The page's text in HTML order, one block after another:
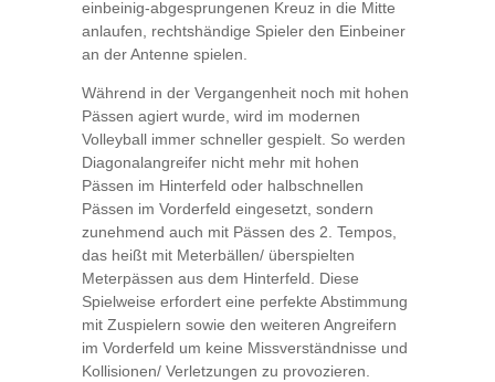
einbeinig-abgesprungenen Kreuz in die Mitte
anlaufen, rechtshändige Spieler den Einbeiner
an der Antenne spielen.
Während in der Vergangenheit noch mit hohen
Pässen agiert wurde, wird im modernen
Volleyball immer schneller gespielt. So werden
Diagonalangreifer nicht mehr mit hohen
Pässen im Hinterfeld oder halbschnellen
Pässen im Vorderfeld eingesetzt, sondern
zunehmend auch mit Pässen des 2. Tempos,
das heißt mit Meterbällen/ überspielten
Meterpässen aus dem Hinterfeld. Diese
Spielweise erfordert eine perfekte Abstimmung
mit Zuspielern sowie den weiteren Angreifern
im Vorderfeld um keine Missverständnisse und
Kollisionen/ Verletzungen zu provozieren.